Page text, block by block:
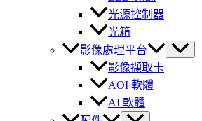
光源控制器
光箱
影像處理平台
影像擷取卡
AOI 軟體
AI 軟體